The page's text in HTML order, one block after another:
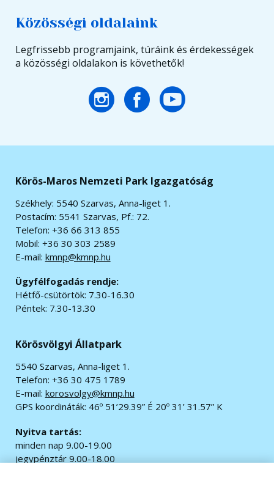
Közösségi oldalaink
Legfrissebb programjaink, túráink és érdekességek
a közösségi oldalakon is követhetők!
Körös-Maros Nemzeti Park Igazgatóság
Székhely: 5540 Szarvas, Anna-liget 1.
Postacím: 5541 Szarvas, Pf.: 72.
Telefon: +36 66 313 855
Mobil: +36 30 303 2589
E-mail: kmnp@kmnp.hu
Ügyfélfogadás rendje:
Hétfő-csütörtök: 7.30-16.30
Péntek: 7.30-13.30
Körösvölgyi Állatpark
5540 Szarvas, Anna-liget 1.
Telefon: +36 30 475 1789
E-mail: korosvolgy@kmnp.hu
GPS koordináták: 46º 51’29.39” É 20º 31’ 31.57” K
Nyitva tartás:
minden nap 9.00-19.00
jegypénztár 9.00-18.00